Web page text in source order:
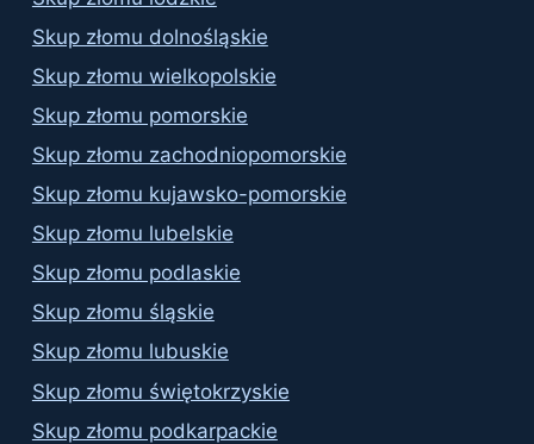
Skup złomu dolnośląskie
Skup złomu wielkopolskie
Skup złomu pomorskie
Skup złomu zachodniopomorskie
Skup złomu kujawsko-pomorskie
Skup złomu lubelskie
Skup złomu podlaskie
Skup złomu śląskie
Skup złomu lubuskie
Skup złomu świętokrzyskie
Skup złomu podkarpackie